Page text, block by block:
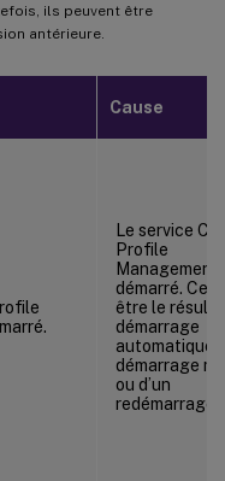
ils peuvent être
antérieure.
Cause
Le service
Profile
Management
démarré.
être le
démarrage
automatique,
démarrage
ou d’un
redémarrage.